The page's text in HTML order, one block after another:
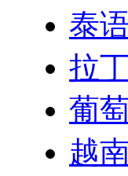
泰
拉
葡
越